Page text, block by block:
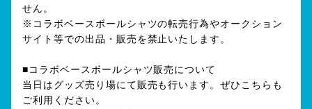
せん。
※コラボベースボールシャツの転売行為やオークション
サイト等での出品・販売を禁止いたします。
■コラボベースボールシャツ販売について
当日はグッズ売り場にて販売も行います。ぜひこちらも
ご利用ください。